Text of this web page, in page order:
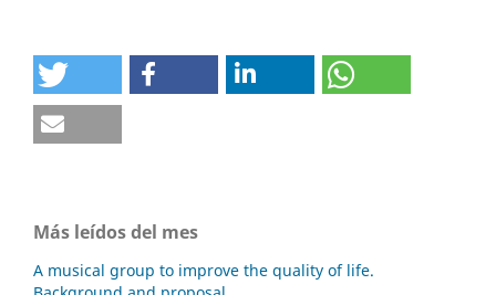
Más leídos del mes
A musical group to improve the quality of life.